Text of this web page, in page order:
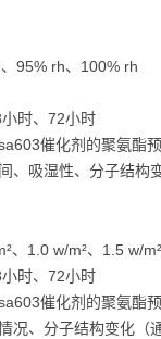
95% rh、100% rh
时、72小时
催化剂的聚氨酯
、吸湿性、分子结构
、1.0 w/m²、1.5 w/m²
时、72小时
催化剂的聚氨酯
况、分子结构变化（